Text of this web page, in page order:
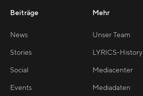
Beiträge
News
Stories
Social
Events
Mehr
Unser Team
LYRICS-History
Mediacenter
Mediadaten